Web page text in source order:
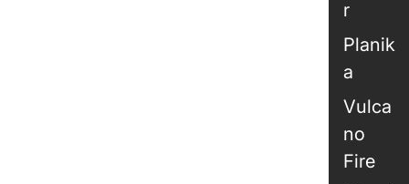
r
Planik
a
Vulca
no
Fire